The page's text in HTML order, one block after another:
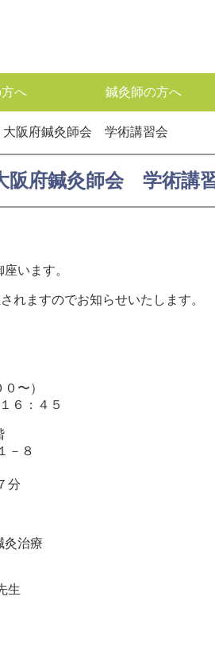
へ 鍼灸師の方へ
阪府鍼灸師会 学術講習会
府鍼灸師会 学術講
います。
れますのでお知らせいたします。
〜）
：４５
８
治療